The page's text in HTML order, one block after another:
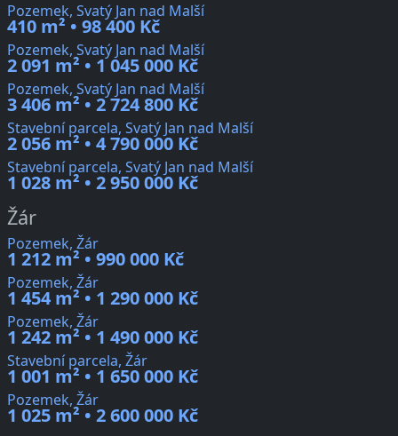
Pozemek, Svatý Jan nad Malší
410 m² • 98 400 Kč
Pozemek, Svatý Jan nad Malší
2 091 m² • 1 045 000 Kč
Pozemek, Svatý Jan nad Malší
3 406 m² • 2 724 800 Kč
Stavební parcela, Svatý Jan nad Malší
2 056 m² • 4 790 000 Kč
Stavební parcela, Svatý Jan nad Malší
1 028 m² • 2 950 000 Kč
Žár
Pozemek, Žár
1 212 m² • 990 000 Kč
Pozemek, Žár
1 454 m² • 1 290 000 Kč
Pozemek, Žár
1 242 m² • 1 490 000 Kč
Stavební parcela, Žár
1 001 m² • 1 650 000 Kč
Pozemek, Žár
1 025 m² • 2 600 000 Kč